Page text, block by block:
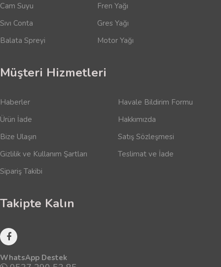
Cam Suyu
Fren Yağı
Sıvı Conta
Gres Yağı
Balata Spreyi
Motor Yağı
Müşteri Hizmetleri
Haberler
Havale Bildirim Formu
Ürün İade
Hakkımızda
Bize Ulaşın
Satış Sözleşmesi
Gizlilik ve Kullanım Şartları
Teslimat ve İade
Sipariş Takibi
Takipte Kalın
WhatsApp Destek